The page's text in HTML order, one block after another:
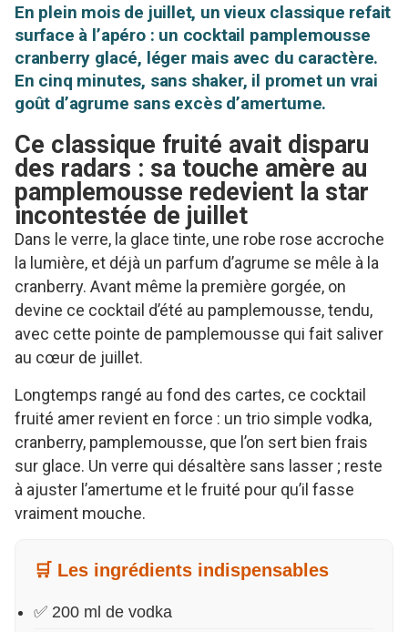
En plein mois de juillet, un vieux classique refait
surface à l’apéro : un cocktail pamplemousse
cranberry glacé, léger mais avec du caractère.
En cinq minutes, sans shaker, il promet un vrai
goût d’agrume sans excès d’amertume.
Ce classique fruité avait disparu
des radars : sa touche amère au
pamplemousse redevient la star
incontestée de juillet
Dans le verre, la glace tinte, une robe rose accroche
la lumière, et déjà un parfum d’agrume se mêle à la
cranberry. Avant même la première gorgée, on
devine ce cocktail d’été au pamplemousse, tendu,
avec cette pointe de pamplemousse qui fait saliver
au cœur de juillet.
Longtemps rangé au fond des cartes, ce cocktail
fruité amer revient en force : un trio simple vodka,
cranberry, pamplemousse, que l’on sert bien frais
sur glace. Un verre qui désaltère sans lasser ; reste
à ajuster l’amertume et le fruité pour qu’il fasse
vraiment mouche.
🛒 Les ingrédients indispensables
✅ 200 ml de vodka